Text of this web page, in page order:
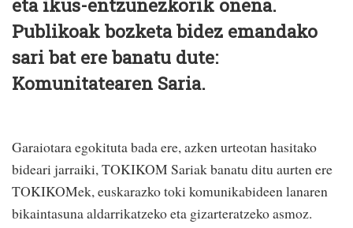
eta ikus-entzunezkorik onena.
Publikoak bozketa bidez emandako
sari bat ere banatu dute:
Komunitatearen Saria.
Garaiotara egokituta bada ere, azken urteotan hasitako
bideari jarraiki, TOKIKOM Sariak banatu ditu aurten ere
TOKIKOMek, euskarazko toki komunikabideen lanaren
bikaintasuna aldarrikatzeko eta gizarteratzeko asmoz.